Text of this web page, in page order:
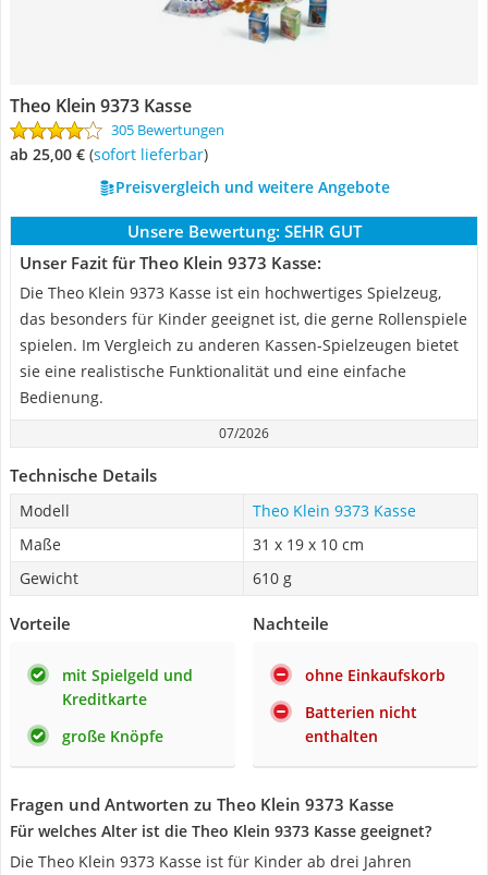
Theo Klein 9373 Kasse
305 Bewertungen
ab 25,00 € ( Sofort lieferbar)
Preisvergleich und weitere Angebote
Unsere Bewertung: SEHR GUT
Unser Fazit für Theo Klein 9373 Kasse:
Die Theo Klein 9373 Kasse ist ein hochwertiges Spielzeug,
das besonders für Kinder geeignet ist, die gerne Rollenspiele
spielen. Im Vergleich zu anderen Kassen-Spielzeugen bietet
sie eine realistische Funktionalität und eine einfache
Bedienung.
07/2026
Technische Details
Modell
Theo Klein 9373 Kasse
Maße
‎31 x 19 x 10 cm
Gewicht
610 g
Vorteile
mit Spielgeld und
Kreditkarte
große Knöpfe
Nachteile
ohne Einkaufskorb
Batterien nicht
enthalten
Fragen und Antworten zu Theo Klein 9373 Kasse
Für welches Alter ist die Theo Klein 9373 Kasse geeignet?
Die Theo Klein 9373 Kasse ist für Kinder ab drei Jahren